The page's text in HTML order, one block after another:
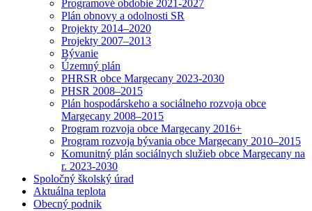
Programové obdobie 2021-2027
Plán obnovy a odolnosti SR
Projekty 2014–2020
Projekty 2007–2013
Bývanie
Územný plán
PHRSR obce Margecany 2023-2030
PHSR 2008–2015
Plán hospodárskeho a sociálneho rozvoja obce
Margecany 2008–2015
Program rozvoja obce Margecany 2016+
Program rozvoja bývania obce Margecany 2010–2015
Komunitný plán sociálnych služieb obce Margecany na
r. 2023-2030
Spoločný školský úrad
Aktuálna teplota
Obecný podnik